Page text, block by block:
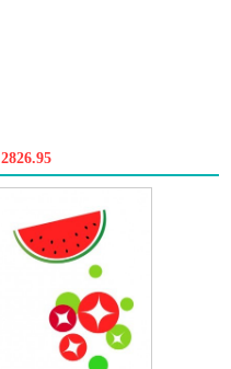
2826.95